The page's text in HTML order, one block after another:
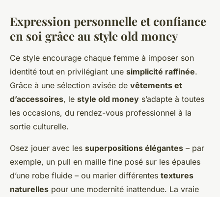
Expression personnelle et confiance
en soi grâce au style old money
Ce style encourage chaque femme à imposer son
identité tout en privilégiant une simplicité raffinée.
Grâce à une sélection avisée de vêtements et
d’accessoires, le style old money s’adapte à toutes
les occasions, du rendez-vous professionnel à la
sortie culturelle.
Osez jouer avec les superpositions élégantes – par
exemple, un pull en maille fine posé sur les épaules
d’une robe fluide – ou marier différentes textures
naturelles pour une modernité inattendue. La vraie